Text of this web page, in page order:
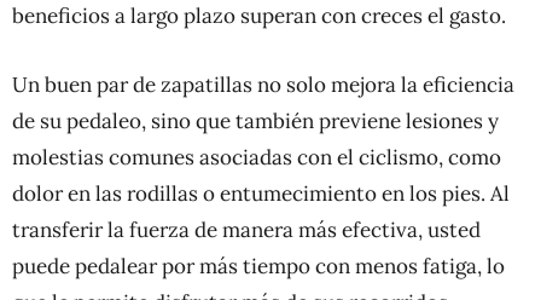
beneficios a largo plazo superan con creces el gasto.
Un buen par de zapatillas no solo mejora la eficiencia
de su pedaleo, sino que también previene lesiones y
molestias comunes asociadas con el ciclismo, como
dolor en las rodillas o entumecimiento en los pies. Al
transferir la fuerza de manera más efectiva, usted
puede pedalear por más tiempo con menos fatiga, lo